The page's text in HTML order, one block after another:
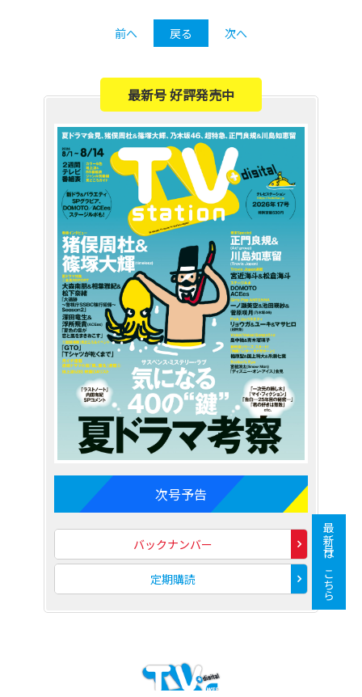
前へ 戻る 次へ
最新号 好評発売中
次号予告
バックナンバー
定期購読 最新号はこちら